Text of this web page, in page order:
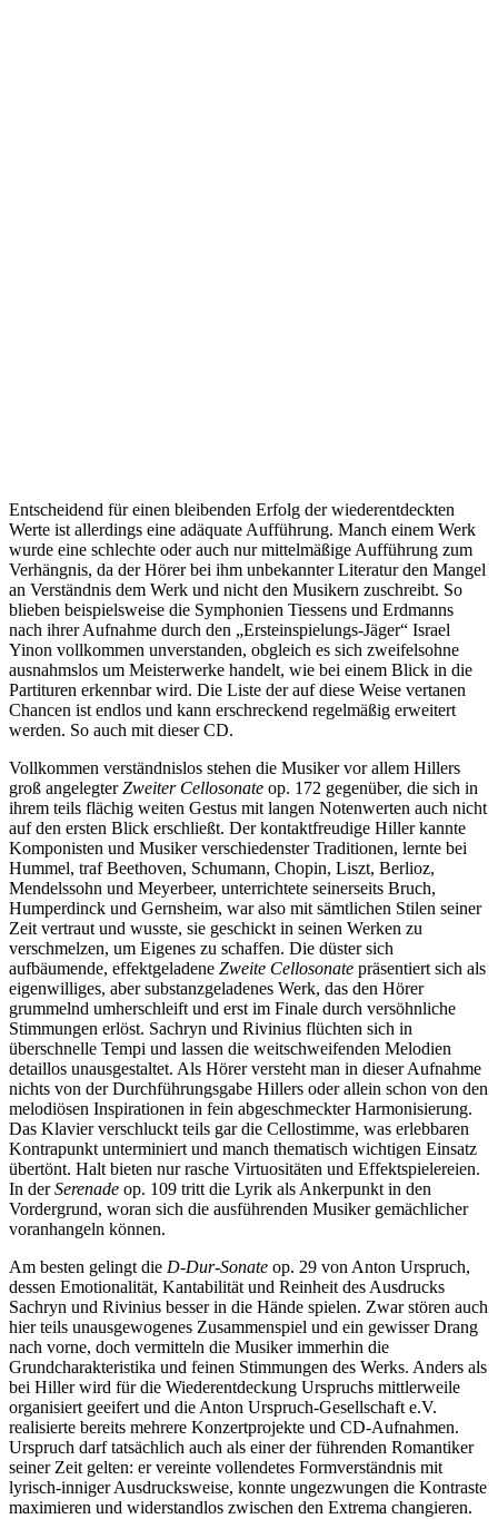
Entscheidend für einen bleibenden Erfolg der wiederentdeckten
Werte ist allerdings eine adäquate Aufführung. Manch einem Werk
wurde eine schlechte oder auch nur mittelmäßige Aufführung zum
Verhängnis, da der Hörer bei ihm unbekannter Literatur den Mangel
an Verständnis dem Werk und nicht den Musikern zuschreibt. So
blieben beispielsweise die Symphonien Tiessens und Erdmanns
nach ihrer Aufnahme durch den „Ersteinspielungs-Jäger“ Israel
Yinon vollkommen unverstanden, obgleich es sich zweifelsohne
ausnahmslos um Meisterwerke handelt, wie bei einem Blick in die
Partituren erkennbar wird. Die Liste der auf diese Weise vertanen
Chancen ist endlos und kann erschreckend regelmäßig erweitert
werden. So auch mit dieser CD.
Vollkommen verständnislos stehen die Musiker vor allem Hillers
groß angelegterZweiter Cellosonate op. 172 gegenüber, die sich in
ihrem teils flächig weiten Gestus mit langen Notenwerten auch nicht
auf den ersten Blick erschließt. Der kontaktfreudige Hiller kannte
Komponisten und Musiker verschiedenster Traditionen, lernte bei
Hummel, traf Beethoven, Schumann, Chopin, Liszt, Berlioz,
Mendelssohn und Meyerbeer, unterrichtete seinerseits Bruch,
Humperdinck und Gernsheim, war also mit sämtlichen Stilen seiner
Zeit vertraut und wusste, sie geschickt in seinen Werken zu
verschmelzen, um Eigenes zu schaffen. Die düster sich
aufbäumende, effektgeladene Zweite Cellosonate präsentiert sich als
eigenwilliges, aber substanzgeladenes Werk, das den Hörer
grummelnd umherschleift und erst im Finale durch versöhnliche
Stimmungen erlöst. Sachryn und Rivinius flüchten sich in
überschnelle Tempi und lassen die weitschweifenden Melodien
detaillos unausgestaltet. Als Hörer versteht man in dieser Aufnahme
nichts von der Durchführungsgabe Hillers oder allein schon von den
melodiösen Inspirationen in fein abgeschmeckter Harmonisierung.
Das Klavier verschluckt teils gar die Cellostimme, was erlebbaren
Kontrapunkt unterminiert und manch thematisch wichtigen Einsatz
übertönt. Halt bieten nur rasche Virtuositäten und Effektspielereien.
In derSerenade op. 109 tritt die Lyrik als Ankerpunkt in den
Vordergrund, woran sich die ausführenden Musiker gemächlicher
voranhangeln können.
Am besten gelingt die D-Dur-Sonate op. 29 von Anton Urspruch,
dessen Emotionalität, Kantabilität und Reinheit des Ausdrucks
Sachryn und Rivinius besser in die Hände spielen. Zwar stören auch
hier teils unausgewogenes Zusammenspiel und ein gewisser Drang
nach vorne, doch vermitteln die Musiker immerhin die
Grundcharakteristika und feinen Stimmungen des Werks. Anders als
bei Hiller wird für die Wiederentdeckung Urspruchs mittlerweile
organisiert geeifert und die Anton Urspruch-Gesellschaft e.V.
realisierte bereits mehrere Konzertprojekte und CD-Aufnahmen.
Urspruch darf tatsächlich auch als einer der führenden Romantiker
seiner Zeit gelten: er vereinte vollendetes Formverständnis mit
lyrisch-inniger Ausdrucksweise, konnte ungezwungen die Kontraste
maximieren und widerstandlos zwischen den Extrema changieren.